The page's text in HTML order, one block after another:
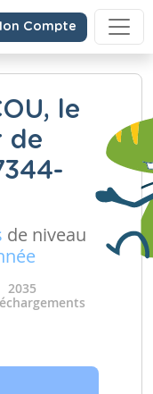
Compte
le
de
de niveau
2035